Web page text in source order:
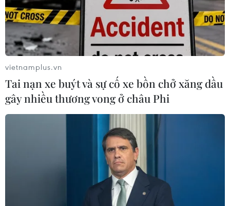
vietnamplus.vn
Tai nạn xe buýt và sự cố xe bồn chở xăng dầu
gây nhiều thương vong ở châu Phi